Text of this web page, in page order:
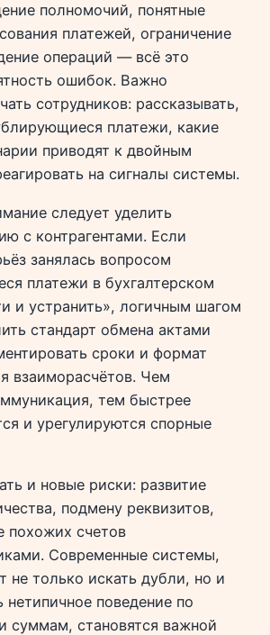
полномочий, понятные
платежей, ограничение
операций — всё это
ошибок. Важно
сотрудников: рассказывать,
платежи, какие
приводят к двойным
на сигналы системы.
следует уделить
с контрагентами. Если
занялась вопросом
платежи в бухгалтерском
и устранить», логичным шагом
стандарт обмена актами
сроки и формат
взаиморасчётов. Чем
тем быстрее
и урегулируются спорные
и новые риски: развитие
подмену реквизитов,
похожих счетов
Современные системы,
не только искать дубли, но и
нетипичное поведение по
суммам, становятся важной